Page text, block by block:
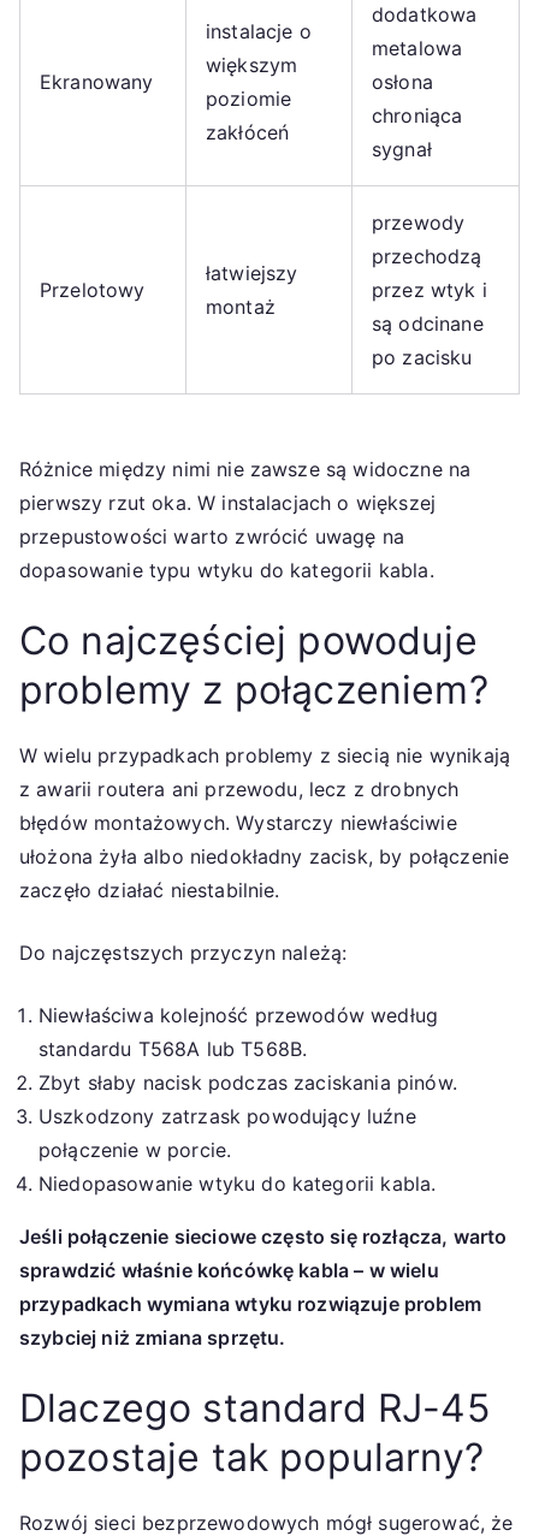
Ekranowany
instalacje o
większym
poziomie
zakłóceń
dodatkowa
metalowa
osłona
chroniąca
sygnał
Przelotowy
łatwiejszy
montaż
przewody
przechodzą
przez wtyk i
są odcinane
po zacisku
Różnice między nimi nie zawsze są widoczne na
pierwszy rzut oka. W instalacjach o większej
przepustowości warto zwrócić uwagę na
dopasowanie typu wtyku do kategorii kabla.
Co najczęściej powoduje
problemy z połączeniem?
W wielu przypadkach problemy z siecią nie wynikają
z awarii routera ani przewodu, lecz z drobnych
błędów montażowych. Wystarczy niewłaściwie
ułożona żyła albo niedokładny zacisk, by połączenie
zaczęło działać niestabilnie.
Do najczęstszych przyczyn należą:
Niewłaściwa kolejność przewodów według
standardu T568A lub T568B.
Zbyt słaby nacisk podczas zaciskania pinów.
Uszkodzony zatrzask powodujący luźne
połączenie w porcie.
Niedopasowanie wtyku do kategorii kabla.
Jeśli połączenie sieciowe często się rozłącza, warto
sprawdzić właśnie końcówkę kabla – w wielu
przypadkach wymiana wtyku rozwiązuje problem
szybciej niż zmiana sprzętu.
Dlaczego standard RJ-45
pozostaje tak popularny?
Rozwój sieci bezprzewodowych mógł sugerować, że